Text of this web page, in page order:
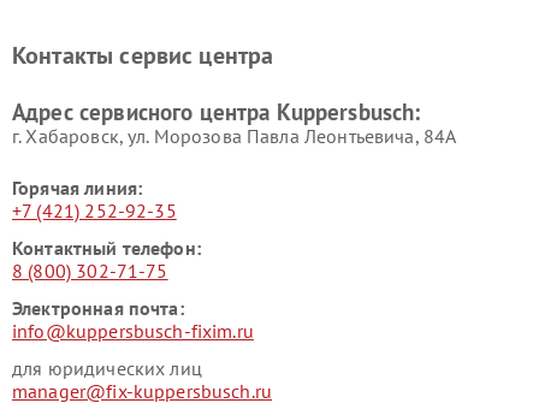
Kuppersbusch
вакуумных упаковщиков
Ремонт сушильных машин Kuppersbusch
Контакты сервис центра
Адрес сервисного центра Kuppersbusch:
г. Хабаровск, ул. Морозова Павла Леонтьевича, 84А
Горячая линия:
+7 (421) 252-92-35
Контактный телефон:
8 (800) 302-71-75
Электронная почта:
info@kuppersbusch-fixim.ru
для юридических лиц
manager@fix-kuppersbusch.ru